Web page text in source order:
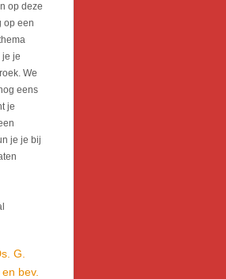
op deze
op een
je je
We
eens
je
je je bij
G.
bev.